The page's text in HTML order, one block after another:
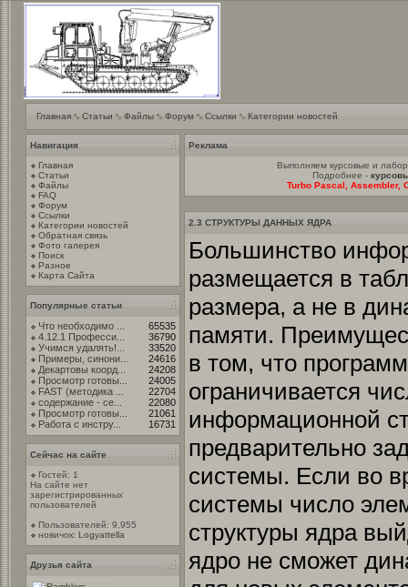
Главная Статьи Файлы Форум Ссылки Категории новостей
Навигация
Главная
Статьи
Файлы
FAQ
Форум
Ссылки
Категории новостей
Обратная связь
Фото галерея
Поиск
Разное
Карта Сайта
Популярные статьи
Что необходимо ...
65535
4.12.1 Професси...
36790
Учимся удалять!...
33520
Примеры, синони...
24616
Декартовы коорд...
24208
Просмотр готовы...
24005
FAST (методика ...
22704
содержание - се...
22080
Просмотр готовы...
21061
Работа с инстру...
16731
Сейчас на сайте
Гостей: 1
На сайте нет
зарегистрированных
пользователей
Пользователей: 9,955
новичок: Logyattella
Друзья сайта
Реклама
Выполняем курсовые и
Подробнее -
Turbo Pascal, Assembler,
2.3 СТРУКТУРЫ ДАННЫХ ЯДРА
Большинство
размещается в
размера, а не в
памяти.
в том, что
ограничивается
информационной
предварительно
системы. Если во
системы число
структуры ядра
ядро не сможет